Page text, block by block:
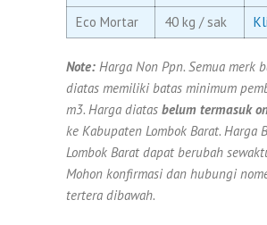
Eco Mortar
40 kg / sak
Note: Harga Non Ppn. Semua merk
diatas memiliki batas minimum
m3. Harga diatas belum termasuk
ke Kabupaten Lombok Barat. Harga
Lombok Barat dapat berubah
Mohon konfirmasi dan hubungi
tertera dibawah.